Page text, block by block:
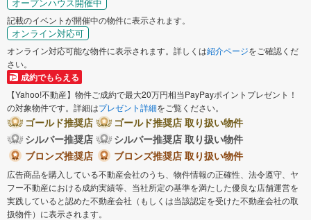
記載のイベントが開催中の物件に表示されます。
オンライン対応可
オンライン対応可能な物件に表示されます。詳しくは紹介ページをご確認くだ
さい。
成約でもらえる
【Yahoo!不動産】物件ご成約で最大20万円相当PayPayポイントプレゼント！
の対象物件です。詳細はプレゼント詳細をご覧ください。
ゴールド推奨店
ゴールド推奨店 取り扱い物件
シルバー推奨店
シルバー推奨店 取り扱い物件
ブロンズ推奨店
ブロンズ推奨店 取り扱い物件
広告商品を購入している不動産会社のうち、物件情報の正確性、法令遵守、ヤ
フー不動産における成約実績等、当社所定の基準を満たした優良な店舗運営を
実践していると認めた不動産会社（もしくは当該認定を受けた不動産会社の取
扱物件）に表示されます。